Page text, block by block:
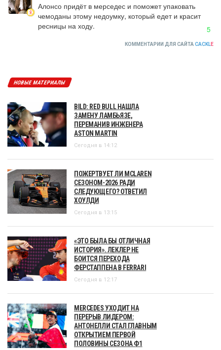
Алонсо придёт в мерседес и поможет упаковать
чемоданы этому недоумку, который едет и красит
ресницы на ходу.
5
КОММЕНТАРИИ ДЛЯ САЙТА CACKLE
НОВЫЕ МАТЕРИАЛЫ
BILD: RED BULL НАШЛА
ЗАМЕНУ ЛАМБЬЯЗЕ,
ПЕРЕМАНИВ ИНЖЕНЕРА
ASTON MARTIN
Сегодня в 14:12
ПОЖЕРТВУЕТ ЛИ MCLAREN
СЕЗОНОМ-2026 РАДИ
СЛЕДУЮЩЕГО? ОТВЕТИЛ
ХОУЛДИ
Сегодня в 13:15
«ЭТО БЫЛА БЫ ОТЛИЧНАЯ
ИСТОРИЯ». ЛЕКЛЕР НЕ
БОИТСЯ ПЕРЕХОДА
ФЕРСТАППЕНА В FERRARI
Сегодня в 12:17
MERCEDES УХОДИТ НА
ПЕРЕРЫВ ЛИДЕРОМ:
АНТОНЕЛЛИ СТАЛ ГЛАВНЫМ
ОТКРЫТИЕМ ПЕРВОЙ
ПОЛОВИНЫ СЕЗОНА Ф1